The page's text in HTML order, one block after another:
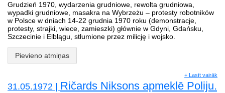
Grudzień 1970, wydarzenia grudniowe, rewolta grudniowa,
wypadki grudniowe, masakra na Wybrzeżu – protesty robotników
w Polsce w dniach 14-22 grudnia 1970 roku (demonstracje,
protesty, strajki, wiece, zamieszki) głównie w Gdyni, Gdańsku,
Szczecinie i Elblągu, stłumione przez milicję i wojsko.
Pievieno atmiņas
+ Lasīt vairāk
31.05.1972 | Ričards Niksons apmeklē Poliju.